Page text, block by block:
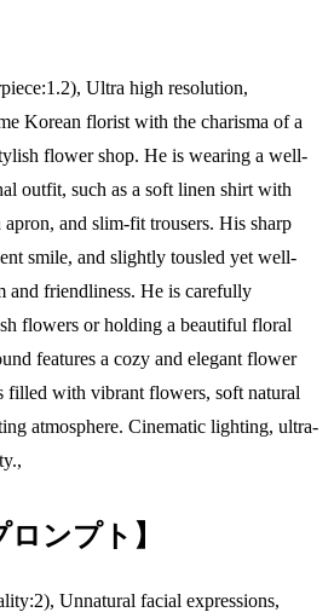
Ultra high resolution,
Korean florist with the charisma of a
flower shop. He is wearing a well-
outfit, such as a soft linen shirt with
and slim-fit trousers. His sharp
smile, and slightly tousled yet well-
and friendliness. He is carefully
flowers or holding a beautiful floral
features a cozy and elegant flower
filled with vibrant flowers, soft natural
atmosphere. Cinematic lighting, ultra-
ロンプト】
Unnatural facial expressions,